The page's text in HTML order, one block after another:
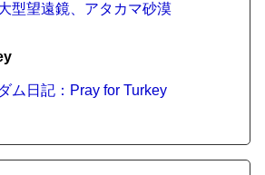
型望遠鏡、アタカマ砂漠
ム日記：Pray for Turkey